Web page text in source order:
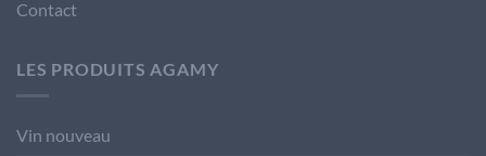
Contact
LES PRODUITS AGAMY
Vin nouveau